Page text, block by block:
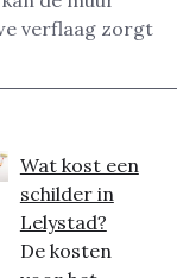
verflaag zorgt
Wat kost een
schilder in
Lelystad?
De kosten